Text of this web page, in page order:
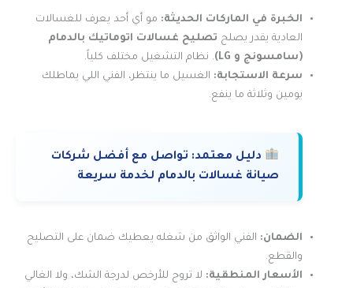
الخبرة في الماركات الحديثة: مو أي أحد يعرف للغسالات
العادية يقدر يصلح تصليح غسالات اتوماتيك بالدمام
(سامسونج و LG)
. نظام التشغيل مختلف كلياً.
سرعة الاستجابة: الغسيل ما ينتظر، الفني اللي يماطلك
يومين وثلاثة ما ينفع.
دليل معتمد: تواصل مع أفضل شركات
صيانة غسالات بالدمام لخدمة سريعة
الضمان: الفني الواثق من شغله يعطيك ضمان على التصليح
والقطع.
الأسعار المنطقية: لا تروح للأرخص لدرجة الشك، ولا الغالي